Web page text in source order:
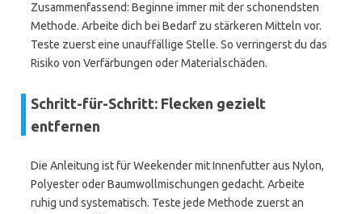
Zusammenfassend: Beginne immer mit der schonendsten
Methode. Arbeite dich bei Bedarf zu stärkeren Mitteln vor.
Teste zuerst eine unauffällige Stelle. So verringerst du das
Risiko von Verfärbungen oder Materialschäden.
Schritt-für-Schritt: Flecken gezielt
entfernen
Die Anleitung ist für Weekender mit Innenfutter aus Nylon,
Polyester oder Baumwollmischungen gedacht. Arbeite
ruhig und systematisch. Teste jede Methode zuerst an